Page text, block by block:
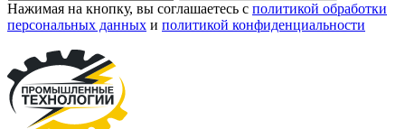
Нажимая на кнопку, вы соглашаетесь с политикой обработки
персональных данных и политикой конфиденциальности